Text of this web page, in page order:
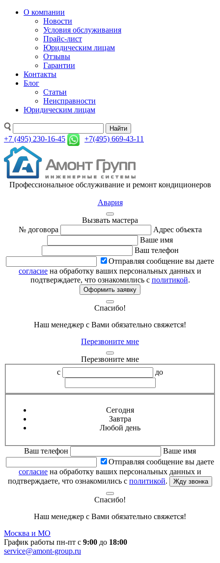
О компании
Новости
Условия обслуживания
Прайс-лист
Юридическим лицам
Отзывы
Гарантии
Контакты
Блог
Статьи
Неисправности
Юридическим лицам
Найти
+7 (495) 230-16-45 +7(495) 669-43-11
Профессиональное обслуживание и ремонт кондиционеров
Авария
Вызвать мастера
№ договора
Адрес объекта
Ваше имя
Ваш телефон
Отправляя сообщение вы даете
согласие на обработку ваших персональных данных и
подтверждаете, что ознакомились с политикой.
Оформить заявку
Спасибо!
Наш менеджер с Вами обязательно свяжется!
Перезвоните мне
Перезвоните мне
с
до
Сегодня
Завтра
Любой день
Ваш телефон
Ваше имя
Отправляя сообщение вы даете
согласие на обработку ваших персональных данных и
подтверждаете, что ознакомились с политикой. Жду звонка
Спасибо!
Наш менеджер с Вами обязательно свяжется!
Москва и МО
График работы пн-пт с 9:00 до 18:00
service@amont-group.ru